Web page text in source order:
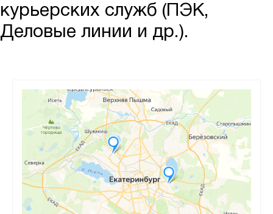
курьерских служб (ПЭК,
Деловые линии и др.).